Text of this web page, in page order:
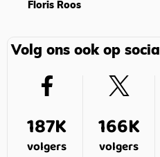
Floris Roos
Volg ons ook op social
187K
volgers
166K
volgers